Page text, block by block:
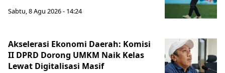
Sabtu, 8 Agu 2026 - 14:24
Akselerasi Ekonomi Daerah: Komisi
II DPRD Dorong UMKM Naik Kelas
Lewat Digitalisasi Masif